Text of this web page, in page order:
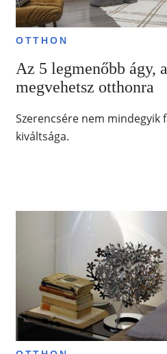
OTTHON
Az 5 legmenőbb ágy,
megvehetsz otthonra
Szerencsére nem mindegyik
kiváltsága.